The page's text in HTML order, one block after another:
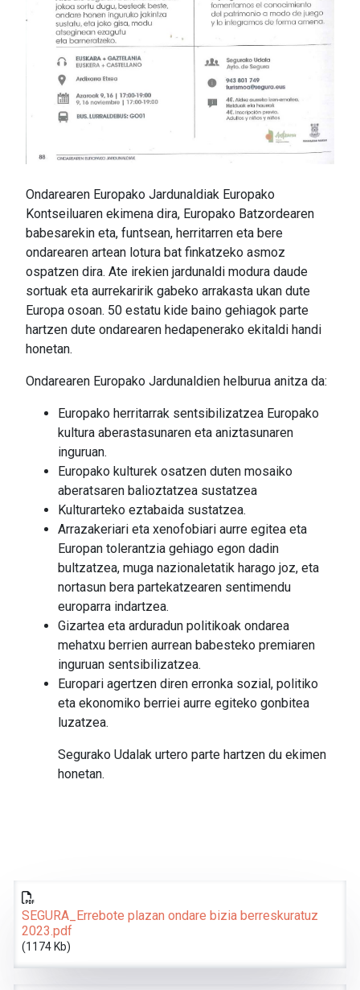
Ondarearen Europako Jardunaldiak Europako
Kontseiluaren ekimena dira, Europako Batzordearen
babesarekin eta, funtsean, herritarren eta bere
ondarearen artean lotura bat finkatzeko asmoz
ospatzen dira. Ate irekien jardunaldi modura daude
sortuak eta aurrekaririk gabeko arrakasta ukan dute
Europa osoan. 50 estatu kide baino gehiagok parte
hartzen dute ondarearen hedapenerako ekitaldi handi
honetan.
Ondarearen Europako Jardunaldien helburua anitza da:
Europako herritarrak sentsibilizatzea Europako
kultura aberastasunaren eta aniztasunaren
inguruan.
Europako kulturek osatzen duten mosaiko
aberatsaren balioztatzea sustatzea
Kulturarteko eztabaida sustatzea.
Arrazakeriari eta xenofobiari aurre egitea eta
Europan tolerantzia gehiago egon dadin
bultzatzea, muga nazionaletatik harago joz, eta
nortasun bera partekatzearen sentimendu
europarra indartzea.
Gizartea eta arduradun politikoak ondarea
mehatxu berrien aurrean babesteko premiaren
inguruan sentsibilizatzea.
Europari agertzen diren erronka sozial, politiko
eta ekonomiko berriei aurre egiteko gonbitea
luzatzea.
Segurako Udalak urtero parte hartzen du ekimen
honetan.
SEGURA_Errebote plazan ondare bizia berreskuratuz
2023.pdf
(1174 Kb)